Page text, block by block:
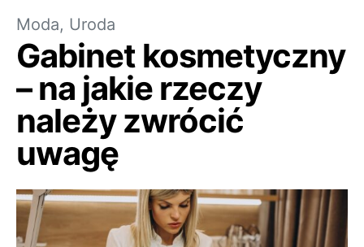
Moda, Uroda
Gabinet kosmetyczny
– na jakie rzeczy
należy zwrócić
uwagę